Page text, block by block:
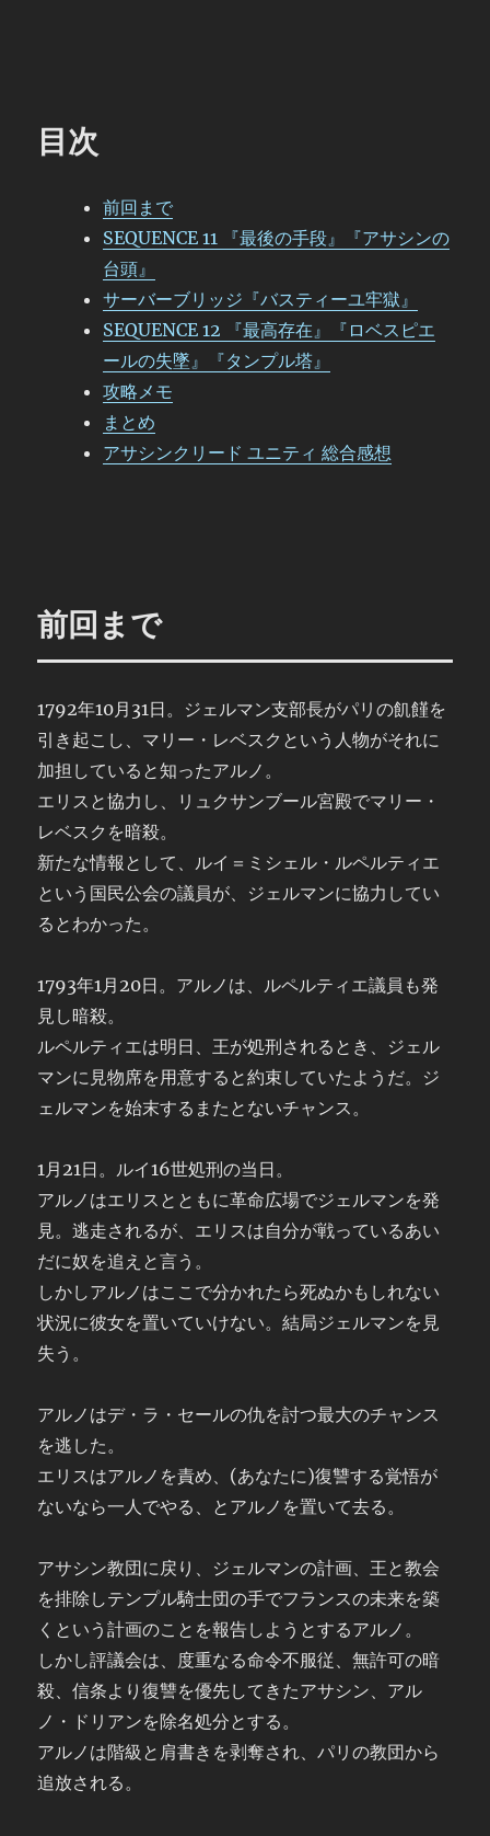
目次
前回まで
SEQUENCE 11 『最後の手段』『アサシンの
台頭』
サーバーブリッジ『バスティーユ牢獄』
SEQUENCE 12 『最高存在』『ロベスピエ
ールの失墜』『タンプル塔』
攻略メモ
まとめ
アサシンクリード ユニティ 総合感想
前回まで
1792年10月31日。ジェルマン支部長がパリの飢饉を
引き起こし、マリー・レベスクという人物がそれに
加担していると知ったアルノ。
エリスと協力し、リュクサンブール宮殿でマリー・
レベスクを暗殺。
新たな情報として、ルイ＝ミシェル・ルペルティエ
という国民公会の議員が、ジェルマンに協力してい
るとわかった。
1793年1月20日。アルノは、ルペルティエ議員も発
見し暗殺。
ルペルティエは明日、王が処刑されるとき、ジェル
マンに見物席を用意すると約束していたようだ。ジ
ェルマンを始末するまたとないチャンス。
1月21日。ルイ16世処刑の当日。
アルノはエリスとともに革命広場でジェルマンを発
見。逃走されるが、エリスは自分が戦っているあい
だに奴を追えと言う。
しかしアルノはここで分かれたら死ぬかもしれない
状況に彼女を置いていけない。結局ジェルマンを見
失う。
アルノはデ・ラ・セールの仇を討つ最大のチャンス
を逃した。
エリスはアルノを責め、(あなたに)復讐する覚悟が
ないなら一人でやる、とアルノを置いて去る。
アサシン教団に戻り、ジェルマンの計画、王と教会
を排除しテンプル騎士団の手でフランスの未来を築
くという計画のことを報告しようとするアルノ。
しかし評議会は、度重なる命令不服従、無許可の暗
殺、信条より復讐を優先してきたアサシン、アル
ノ・ドリアンを除名処分とする。
アルノは階級と肩書きを剥奪され、パリの教団から
追放される。